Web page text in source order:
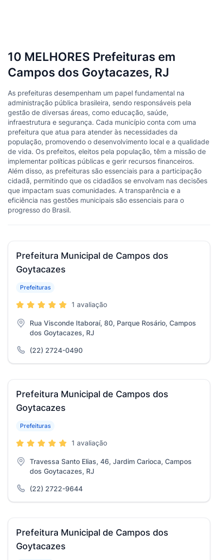
10 MELHORES Prefeituras em
Campos dos Goytacazes, RJ
As prefeituras desempenham um papel fundamental na
administração pública brasileira, sendo responsáveis pela
gestão de diversas áreas, como educação, saúde,
infraestrutura e segurança. Cada município conta com uma
prefeitura que atua para atender às necessidades da
população, promovendo o desenvolvimento local e a qualidade
de vida. Os prefeitos, eleitos pela população, têm a missão de
implementar políticas públicas e gerir recursos financeiros.
Além disso, as prefeituras são essenciais para a participação
cidadã, permitindo que os cidadãos se envolvam nas decisões
que impactam suas comunidades. A transparência e a
eficiência nas gestões municipais são essenciais para o
progresso do Brasil.
Prefeitura Municipal de Campos dos
Goytacazes
Prefeituras
1 avaliação
Rua Visconde Itaboraí, 80, Parque Rosário, Campos
dos Goytacazes, RJ
(22) 2724-0490
Prefeitura Municipal de Campos dos
Goytacazes
Prefeituras
1 avaliação
Travessa Santo Elias, 46, Jardim Carioca, Campos
dos Goytacazes, RJ
(22) 2722-9644
Prefeitura Municipal de Campos dos
Goytacazes